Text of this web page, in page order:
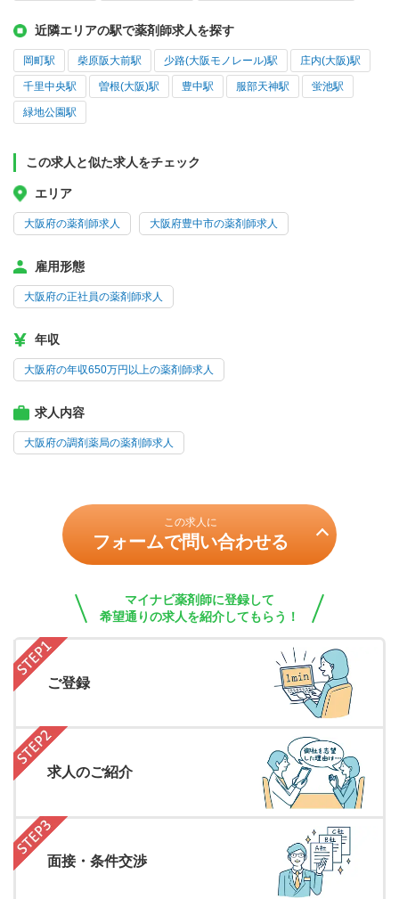
近隣エリアの駅で薬剤師求人を探す
岡町駅 柴原阪大前駅 少路(大阪モノレール)駅 庄内(大阪)駅
千里中央駅 曽根(大阪)駅 豊中駅 服部天神駅 蛍池駅
緑地公園駅
この求人と似た求人をチェック
エリア
大阪府の薬剤師求人 大阪府豊中市の薬剤師求人
雇用形態
大阪府の正社員の薬剤師求人
年収
大阪府の年収650万円以上の薬剤師求人
求人内容
大阪府の調剤薬局の薬剤師求人
この求人に
フォームで問い合わせる
マイナビ薬剤師に登録して
希望通りの求人を紹介してもらう！
ご登録
求人のご紹介
面接・条件交渉